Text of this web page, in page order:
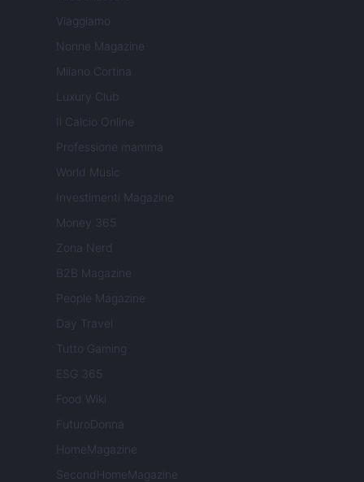
Viaggiamo
Nonne Magazine
Milano Cortina
Luxury Club
Il Calcio Online
Professione mamma
World Music
Investimenti Magazine
Money 365
Zona Nerd
B2B Magazine
People Magazine
Day Travel
Tutto Gaming
ESG 365
Food Wiki
FuturoDonna
HomeMagazine
SecondHomeMagazine